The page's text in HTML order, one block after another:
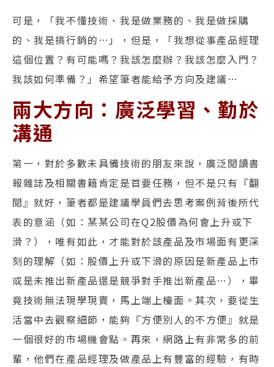
可是，「我不懂技術、我是做業務的、我是做採購
的、我是搞行銷的…」，但是，「我想從事產品經理
這個位置？有可能嗎？我該怎麼辦？我該怎麼入門？
我該如何準備？」希望筆者能給予方向及建議…
兩大方向：廣泛學習、勤於
溝通
第一，對於多數未具備技術的朋友來說，廣泛閱讀書
報雜誌及相關書籍肯定是首要任務，但不是只有『翻
閱』就好，筆者都是建議學員們去思考案例背後所代
表的意涵（如：某某公司在Q2股價為何會上升或下
滑？），唯有如此，才能對於該產品及市場面有更深
刻的理解（如：股價上升或下滑的原因是新產品上市
或是未推出新產品還是競爭對手推出新產品…），畢
竟技術無法現學現賣，馬上端上檯面。其次，要從生
活當中去觀察細節，能夠『方便別人的不方便』就是
一個很好的市場機會點。再來，網路上有非常多的前
輩，他們在產品經理及做產品上有豐富的經驗，有時